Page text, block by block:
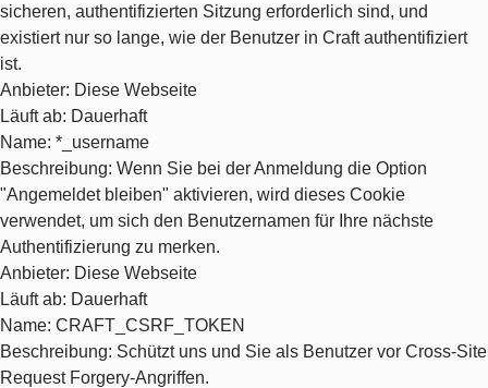
sicheren, authentifizierten Sitzung erforderlich sind, und
existiert nur so lange, wie der Benutzer in Craft authentifiziert
ist.
Anbieter: Diese Webseite
Läuft ab: Dauerhaft
Name: *_username
Beschreibung: Wenn Sie bei der Anmeldung die Option
"Angemeldet bleiben" aktivieren, wird dieses Cookie
verwendet, um sich den Benutzernamen für Ihre nächste
Authentifizierung zu merken.
Anbieter: Diese Webseite
Läuft ab: Dauerhaft
Name: CRAFT_CSRF_TOKEN
Beschreibung: Schützt uns und Sie als Benutzer vor Cross-Site
Request Forgery-Angriffen.